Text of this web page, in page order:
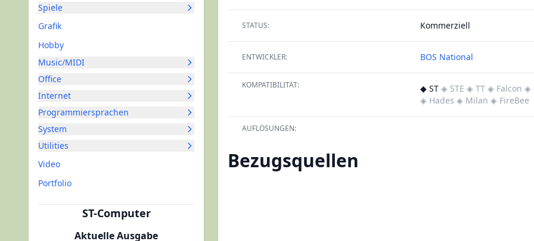
Spiele
Grafik
Hobby
Music/MIDI
Office
Internet
Programmiersprachen
System
Utilities
Video
Portfolio
ST-Computer
Aktuelle Ausgabe
STATUS: Kommerziell
ENTWICKLER: BOS National
KOMPATIBILITÄT: ◆ ST ◈ STE ◈ TT ◈ Falcon ◈
◈ Hades ◈ Milan ◈ FireBee
AUFLÖSUNGEN:
Bezugsquellen